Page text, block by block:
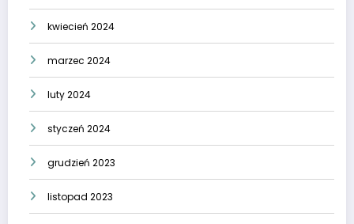
kwiecień 2024
marzec 2024
luty 2024
styczeń 2024
grudzień 2023
listopad 2023